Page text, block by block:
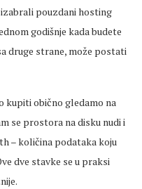
pouzdani hosting
godišnje kada budete
druge strane, može postati
kupiti obično gledamo na
se prostora na disku nudi i
– količina podataka koju
dve stavke se u praksi